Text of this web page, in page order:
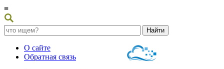
≡
О сайте
Обратная связь